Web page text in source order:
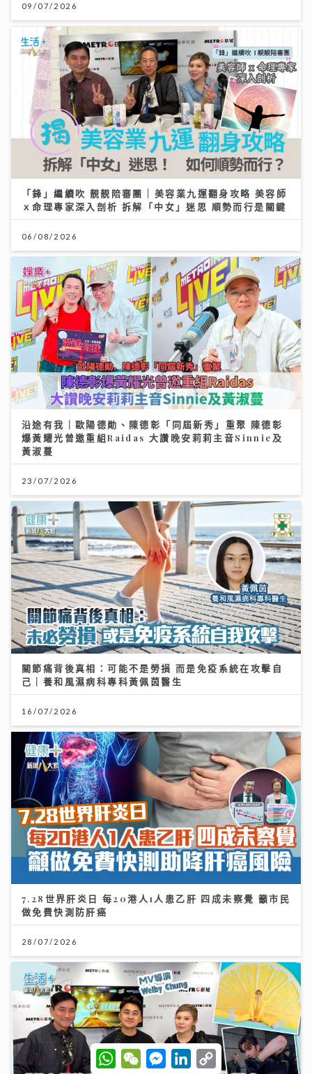
09/07/2026
「鋒」繼續吹 靚靚陪審團 | 美容業九運翻身攻略 美容師
ｘ命理專家深入剖析 拆解「中女」迷思 順勢而行是關鍵
06/08/2026
沿途有我｜歐陽德勛、陳德彰「同屆新秀」重聚 陳德彰
爆黃耀光曾邀重組Raidas 大讚晚安莉莉主音Sinnie及
黃淑蔓
23/07/2026
關節痛背後真相：可能不是勞損 而是免疫系統在攻擊自
己｜養和風濕病科專科黃佩茵醫生
16/07/2026
7.28世界肝炎日 每20港人1人患乙肝 四成未察覺 籲市民
做免費快測防肝癌
28/07/2026
W
h
W
e
M
e
L
C
o